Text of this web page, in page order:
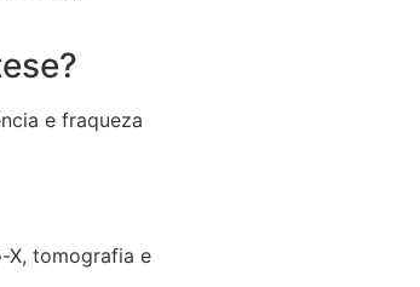
e fraqueza
X, tomografia e